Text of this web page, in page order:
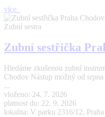
více
Zubní sestra
Zubní sestřička
Hledáme zkušenou zubní
Chodov Nástup možný od
...
vloženo: 24. 7. 2026
platnost do: 22. 9. 2026
lokalita: V parku 2316/12,